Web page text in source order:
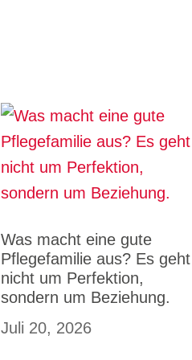
Was macht eine gute
Pflegefamilie aus? Es geht
nicht um Perfektion,
sondern um Beziehung.
Juli 20, 2026